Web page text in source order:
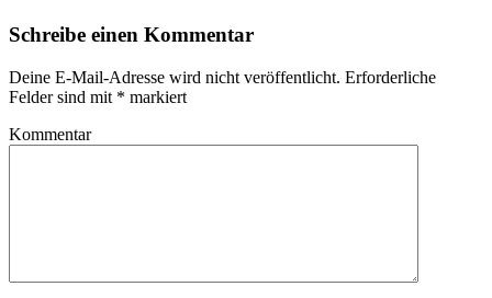
Schreibe einen Kommentar
Deine E-Mail-Adresse wird nicht veröffentlicht. Erforderliche
Felder sind mit * markiert
Kommentar